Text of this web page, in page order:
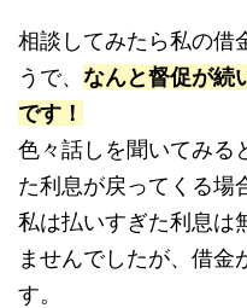
相談してみたら私の借
うで、 なんと督促が続
です！
色々話しを聞いてみる
た利息が戻ってくる場
私は払いすぎた利息は
ませんでしたが、借
す。